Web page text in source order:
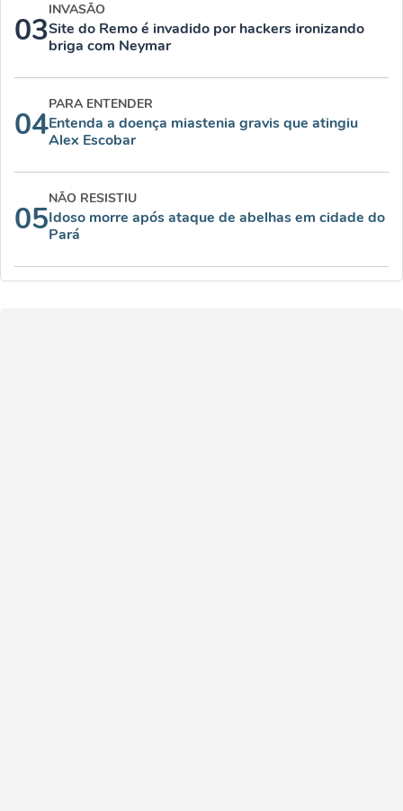
03
INVASÃO
Site do Remo é invadido por hackers ironizando
briga com Neymar
04
PARA ENTENDER
Entenda a doença miastenia gravis que atingiu
Alex Escobar
05
NÃO RESISTIU
Idoso morre após ataque de abelhas em cidade do
Pará